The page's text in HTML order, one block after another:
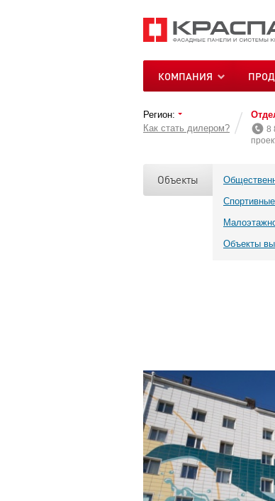
КОМПАНИЯ
Регион:
Как стать дилером?
8
Объекты
Объекты